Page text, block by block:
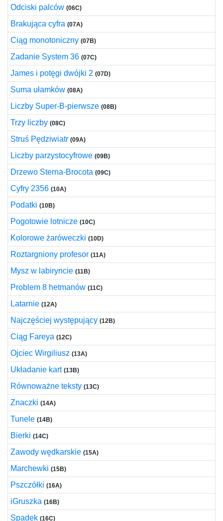
Odciski palców (06C)
Brakująca cyfra (07A)
Ciąg monotoniczny (07B)
Zadanie System 36 (07C)
James i potęgi dwójki 2 (07D)
Suma ułamków (08A)
Liczby Super-B-pierwsze (08B)
Trzy liczby (08C)
Struś Pędziwiatr (09A)
Liczby parzystocyfrowe (09B)
Drzewo Sterna-Brocota (09C)
Cyfry 2356 (10A)
Podatki (10B)
Pogotowie lotnicze (10C)
Kolorowe żaróweczki (10D)
Roztargniony profesor (11A)
Mysz w labiryncie (11B)
Problem 8 hetmanów (11C)
Latarnie (12A)
Najczęściej występujący (12B)
Ciąg Fareya (12C)
Ojciec Wirgiliusz (13A)
Układanie kart (13B)
Równoważne teksty (13C)
Znaczki (14A)
Tunele (14B)
Bierki (14C)
Zawody wędkarskie (15A)
Marchewki (15B)
Pszczółki (16A)
iGruszka (16B)
Spadek (16C)